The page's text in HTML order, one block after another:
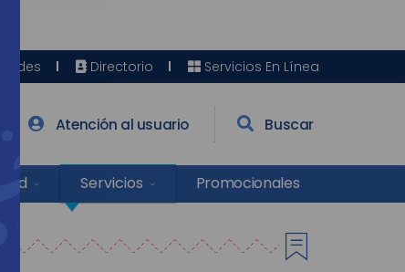
Sedes Directorio Servicios En Línea
Atención al usuario Buscar
Salud Servicios Promocionales